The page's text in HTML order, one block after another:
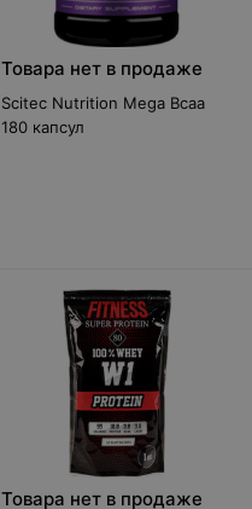
Товара нет в продаже
Scitec Nutrition Mega Bcaa
180 капсул
Товара нет в продаже